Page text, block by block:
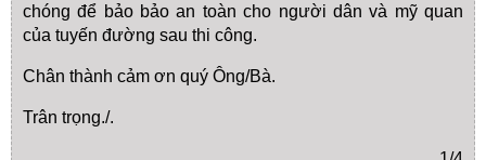
chóng để bảo bảo an toàn cho người dân và mỹ quan
của tuyến đường sau thi công.
Chân thành cảm ơn quý Ông/Bà.
Trân trọng./.